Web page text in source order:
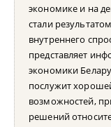
экономике и на
стали
внутреннего
представляет
экономики
послужит
возможностей,
решений